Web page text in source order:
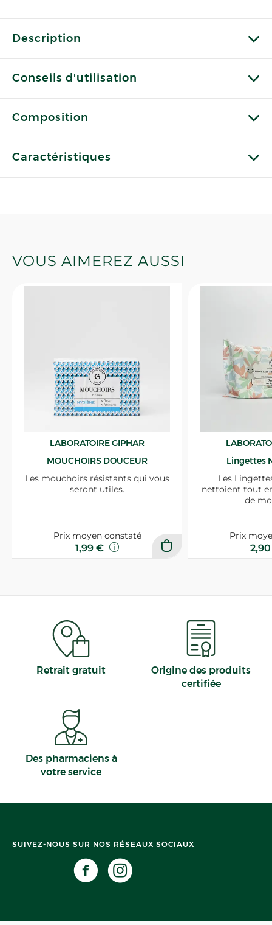
Description
Conseils d'utilisation
Composition
Caractéristiques
VOUS AIMEREZ AUSSI
LABORATOIRE GIPHAR
MOUCHOIRS DOUCEUR
Les mouchoirs résistants qui vous
seront utiles.
Prix moyen constaté
1,99 €
Lingettes
Les
nettoient tout
de
Prix
Retrait gratuit
Origine des produits
certifiée
Des pharmaciens à
votre service
SUIVEZ-NOUS SUR NOS RÉSEAUX SOCIAUX